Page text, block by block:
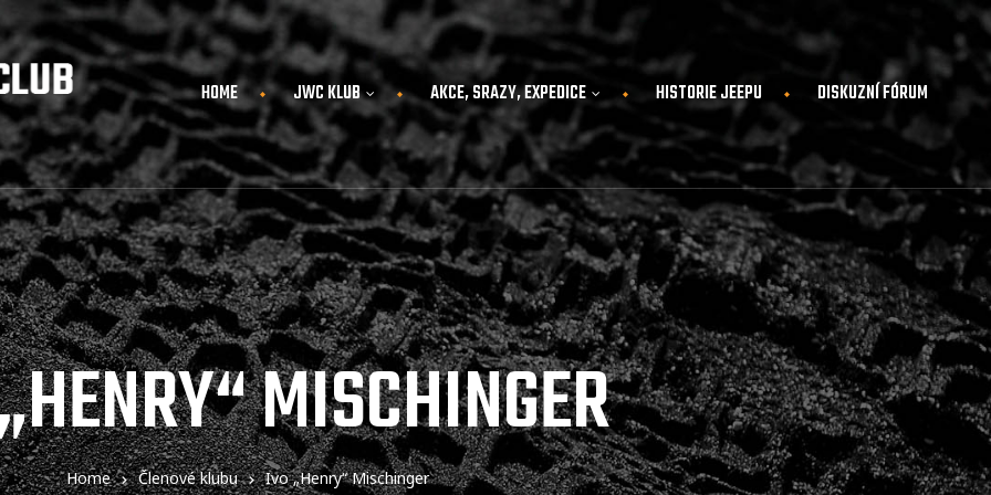
HOME JWC KLUB AKCE, SRAZY, EXPEDICE HISTORIE JEEPU DISKUZNÍ FÓRUM
MISCHINGER
Home Členové klubu Ivo „Henry“ Mischinger